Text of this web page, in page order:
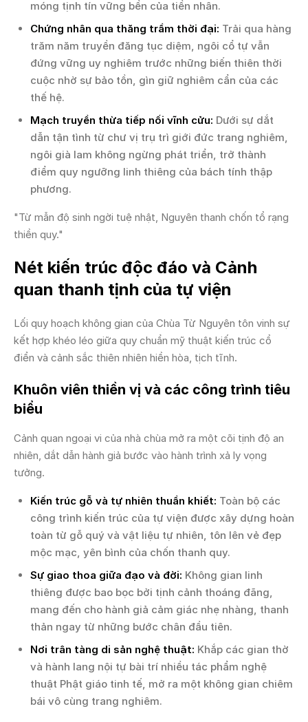
móng tịnh tín vững bền của tiền nhân.
Chứng nhân qua thăng trầm thời đại: Trải qua hàng
trăm năm truyền đăng tục diệm, ngôi cổ tự vẫn
đứng vững uy nghiêm trước những biến thiên thời
cuộc nhờ sự bảo tồn, gìn giữ nghiêm cẩn của các
thế hệ.
Mạch truyền thừa tiếp nối vĩnh cửu: Dưới sự dắt
dẫn tận tình từ chư vị trụ trì giới đức trang nghiêm,
ngôi già lam không ngừng phát triển, trở thành
điểm quy ngưỡng linh thiêng của bách tính thập
phương.
"Từ mẫn độ sinh ngời tuệ nhật, Nguyên thanh chốn tổ rạng
thiền quy."
Nét kiến trúc độc đáo và Cảnh
quan thanh tịnh của tự viện
Lối quy hoạch không gian của Chùa Từ Nguyên tôn vinh sự
kết hợp khéo léo giữa quy chuẩn mỹ thuật kiến trúc cổ
điển và cảnh sắc thiên nhiên hiền hòa, tịch tĩnh.
Khuôn viên thiền vị và các công trình tiêu
biểu
Cảnh quan ngoại vi của nhà chùa mở ra một cõi tịnh độ an
nhiên, dắt dẫn hành giả bước vào hành trình xả ly vọng
tưởng.
Kiến trúc gỗ và tự nhiên thuần khiết: Toàn bộ các
công trình kiến trúc của tự viện được xây dựng hoàn
toàn từ gỗ quý và vật liệu tự nhiên, tôn lên vẻ đẹp
mộc mạc, yên bình của chốn thanh quy.
Sự giao thoa giữa đạo và đời: Không gian linh
thiêng được bao bọc bởi tịnh cảnh thoáng đãng,
mang đến cho hành giả cảm giác nhẹ nhàng, thanh
thản ngay từ những bước chân đầu tiên.
Nơi trân tàng di sản nghệ thuật: Khắp các gian thờ
và hành lang nội tự bài trí nhiều tác phẩm nghệ
thuật Phật giáo tinh tế, mở ra một không gian chiêm
bái vô cùng trang nghiêm.